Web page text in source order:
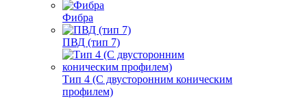
Фибра
ПВД (тип 7)
Тип 4 (С двусторонним коническим
профилем)